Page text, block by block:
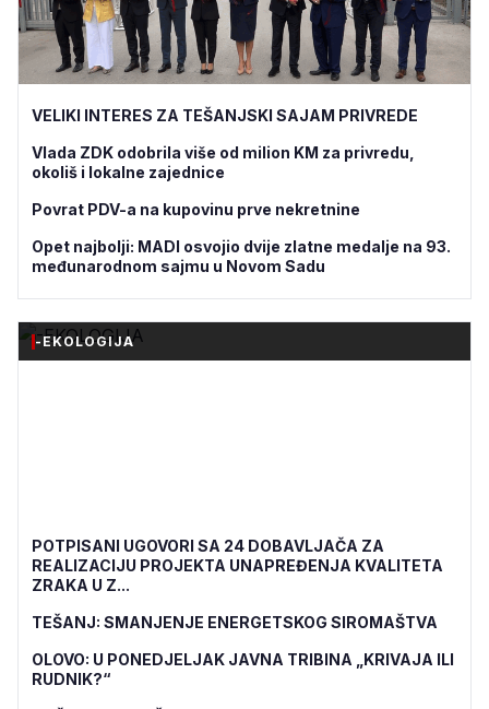
VELIKI INTERES ZA TEŠANJSKI SAJAM PRIVREDE
Vlada ZDK odobrila više od milion KM za privredu,
okoliš i lokalne zajednice
Povrat PDV-a na kupovinu prve nekretnine
Opet najbolji: MADI osvojio dvije zlatne medalje na 93.
međunarodnom sajmu u Novom Sadu
-EKOLOGIJA
POTPISANI UGOVORI SA 24 DOBAVLJAČA ZA
REALIZACIJU PROJEKTA UNAPREĐENJA KVALITETA
ZRAKA U Z...
TEŠANJ: SMANJENJE ENERGETSKOG SIROMAŠTVA
OLOVO: U PONEDJELJAK JAVNA TRIBINA „KRIVAJA ILI
RUDNIK?“